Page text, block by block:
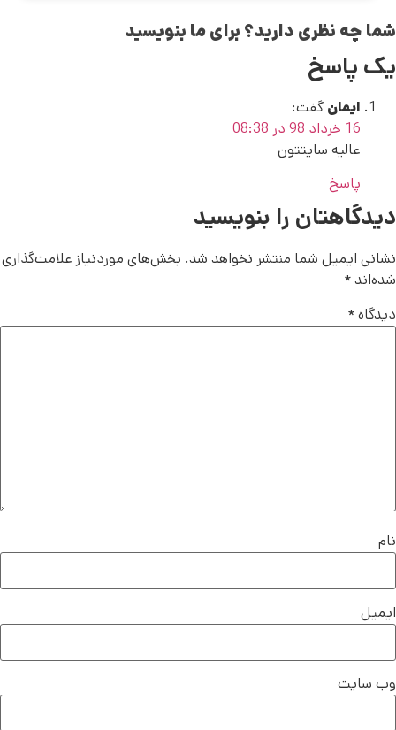
شما چه نظری دارید؟ برای ما بنویسید
یک پاسخ
ایمان گفت:
16 خرداد 98 در 08:38
عالیه سایتتون
پاسخ
دیدگاهتان را بنویسید
نشانی ایمیل شما منتشر نخواهد شد. بخش‌های موردنیاز علامت‌گذاری
شده‌اند*
دیدگاه*
نام
ایمیل
وب‌ سایت